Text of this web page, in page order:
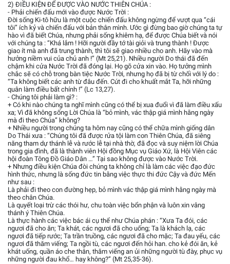
2) ĐIỀU KIỆN ĐỂ ĐƯỢC VÀO NƯỚC THIÊN CHÚA :
- Phải chiến đấu mới vào được Nước Trời :
Đời sống Ki-tô hữu là một cuộc chiến đấu không ngừng để vượt qua “cái
tôi” ích kỷ và chiến đấu với bản thân mình. Ước gì đừng bao giờ chúng ta tự
hào vì đã biết Chúa, nhưng phải sống khiêm hạ, để được Chúa biết và nói
với chúng ta : “Khá lắm ! Hỡi người đầy tớ tài giỏi và trung thành ! Được
giao ít mà anh đã trung thành, thì tôi sẽ giao nhiều cho anh. Hãy vào mà
hưởng niềm vui của chủ anh !” (Mt 25,21). Nhiều người Do thái đã đến
chậm khi cửa Nước Trời đã đóng lại. Họ gõ cửa xin vào. Họ tưởng mình
chắc sẽ có chỗ trong bàn tiệc Nước Trời, nhưng họ đã bị từ chối với lý do :
“Ta không biết các anh từ đâu đến. Cút đi cho khuất mắt Ta, hỡi những
quân làm điều bất chính !” (Lc 13,27).
- Chúng tôi phải làm gì? :
+ Có khi nào chúng ta nghĩ mình cũng có thể bị xua đuổi vì đã làm điều xấu
xa; Vì đã không sống Lời Chúa là “bỏ mình, vác thập giá mình hằng ngày
mà đi theo Chúa” không?
+ Nhiều người trong chúng ta hôm nay cũng có thể chữa mình giống dân
Do Thái xưa : “Chúng tôi đã được rửa tội làm con Thiên Chúa, đã siêng
năng tham dự thánh lễ và rước lễ tại nhà thờ, đã đọc và suy niệm lời Chúa
trong gia đình, đã là thành viên Hội đồng Mục vụ Giáo Xứ, là Hội Viên các
hội đoàn Tông Đồ Giáo Dân …” Tại sao không được vào Nước Trời.
+ Nhưng điều kiện Chúa đòi chúng ta không chỉ là làm các việc đạo đức
hình thức, nhưng là sống đức tin bằng việc thực thi đức Cậy và đức Mến
như sau :
Là phải đi theo con đường hẹp, bỏ mình vác thập giá mình hằng ngày mà
theo chân Chúa.
Là quyết loại trừ các thói hư, chu toàn việc bổn phận và luôn xin vâng
thánh ý Thiên Chúa.
Là thực hành các việc bác ái cụ thể như Chúa phán : “Xưa Ta đói, các
ngươi đã cho ăn; Ta khát, các ngươi đã cho uống; Ta là khách lạ, các
ngươi đã tiếp rước; Ta trần truồng, các ngươi đã cho mặc; Ta đau yếu, các
ngươi đã thăm viếng; Ta ngồi tù, các ngươi đến hỏi han. cho kẻ đói ăn, kẻ
khát uống, quần áo che thân, thăm viếng an ủi những người tù đày, phục vụ
những người đau khổ… hay không?” (Mt 25,35-36).